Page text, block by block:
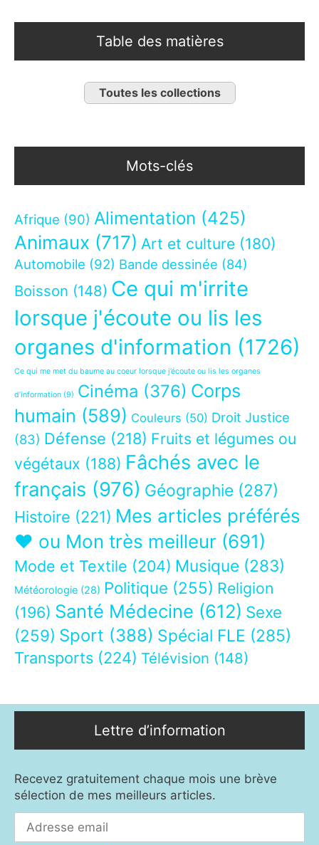
Table des matières
Toutes les collections
Mots-clés
Afrique (90) Alimentation (425)
Animaux (717) Art et culture (180)
Automobile (92) Bande dessinée (84)
Boisson (148) Ce qui m'irrite
lorsque j'écoute ou lis les
organes d'information (1726)
Ce qui me met du baume au coeur lorsque j’écoute ou lis les organes
d’information (9) Cinéma (376) Corps
humain (589) Couleurs (50) Droit Justice
(83) Défense (218) Fruits et légumes ou
végétaux (188) Fâchés avec le
français (976) Géographie (287)
Histoire (221) Mes articles préférés
❤ ou Mon très meilleur (691)
Mode et Textile (204) Musique (283)
Météorologie (28) Politique (255) Religion
(196) Santé Médecine (612) Sexe
(259) Sport (388) Spécial FLE (285)
Transports (224) Télévision (148)
Lettre d’information
Recevez gratuitement chaque mois une brève
sélection de mes meilleurs articles.